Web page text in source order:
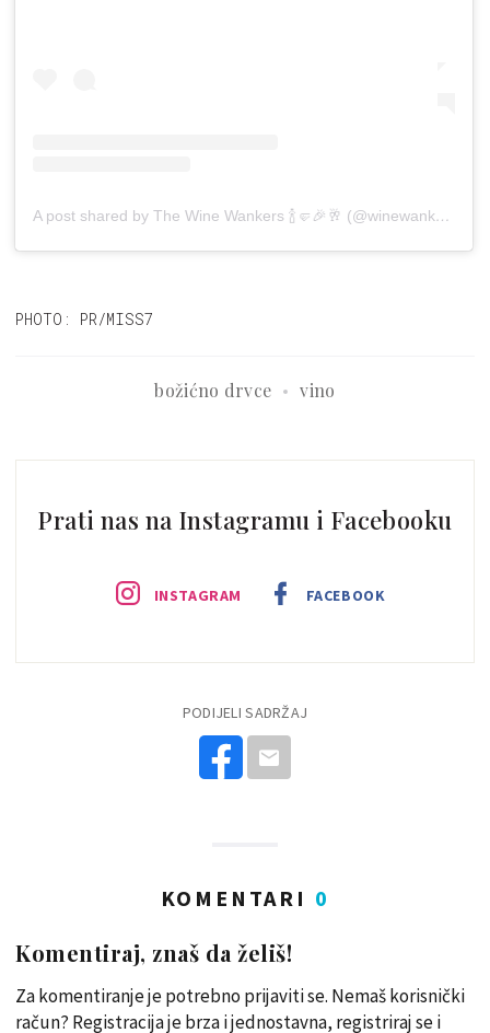
A post shared by The Wine Wankers 🍾🤛🎉🥂 (@winewankers)
PHOTO: PR/MISS7
božićno drvce vino
Prati nas na Instagramu i Facebooku
INSTAGRAM FACEBOOK
PODIJELI SADRŽAJ
KOMENTARI 0
Komentiraj, znaš da želiš!
Za komentiranje je potrebno prijaviti se. Nemaš korisnički
račun? Registracija je brza i jednostavna, registriraj se i